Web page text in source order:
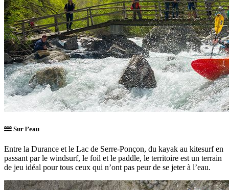
Sur l’eau
Entre la Durance et le Lac de Serre-Ponçon, du kayak au kitesurf en
passant par le windsurf, le foil et le paddle, le territoire est un terrain
de jeu idéal pour tous ceux qui n’ont pas peur de se jeter à l’eau.